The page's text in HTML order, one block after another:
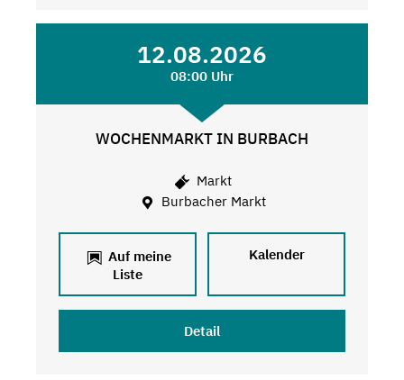
12.08.2026
08:00 Uhr
WOCHENMARKT IN BURBACH
Markt
Burbacher Markt
Auf meine
Liste
Kalender
Detail